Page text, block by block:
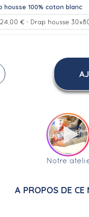
housse 100% coton blanc
Notre
A PROPOS DE CE